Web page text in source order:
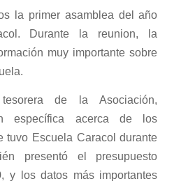
la primer asamblea del año
Durante la reunion, la
muy importante sobre
de la Asociación,
específica acerca de los
tuvo Escuela Caracol durante
presentó el presupuesto
y los datos más importantes